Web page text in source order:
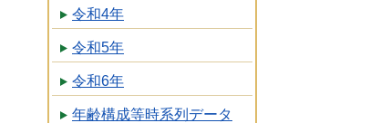
令和4年
令和5年
令和6年
年齢構成等時系列データ